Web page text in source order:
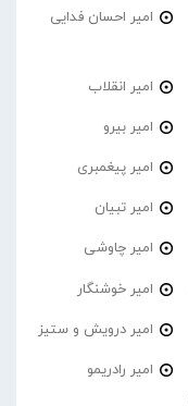
امیر احسان فدایی
امیر انقلاب
امیر بیرو
امیر پیغمبری
امیر تبیان
امیر چاوشی
امیر خوشنگار
امیر درویش و ستیز
امیر رادریمو